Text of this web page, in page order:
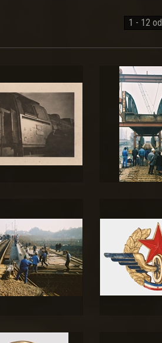
1 - 12 od